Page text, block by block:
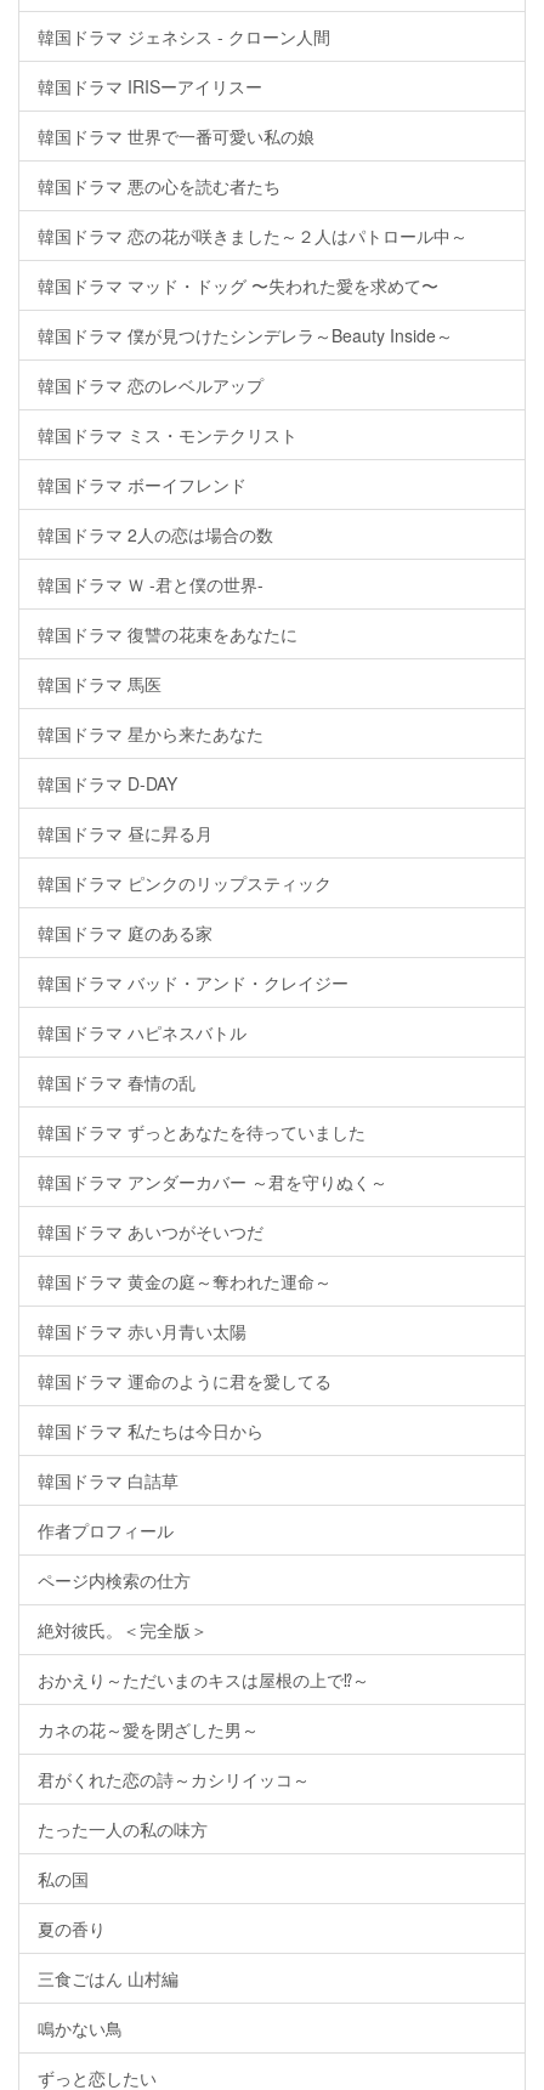
韓国ドラマ ジェネシス - クローン人間
韓国ドラマ IRISーアイリスー
韓国ドラマ 世界で一番可愛い私の娘
韓国ドラマ 悪の心を読む者たち
韓国ドラマ 恋の花が咲きました～２人はパトロール中～
韓国ドラマ マッド・ドッグ 〜失われた愛を求めて〜
韓国ドラマ 僕が見つけたシンデレラ～Beauty Inside～
韓国ドラマ 恋のレベルアップ
韓国ドラマ ミス・モンテクリスト
韓国ドラマ ボーイフレンド
韓国ドラマ 2人の恋は場合の数
韓国ドラマ Ｗ -君と僕の世界-
韓国ドラマ 復讐の花束をあなたに
韓国ドラマ 馬医
韓国ドラマ 星から来たあなた
韓国ドラマ D-DAY
韓国ドラマ 昼に昇る月
韓国ドラマ ピンクのリップスティック
韓国ドラマ 庭のある家
韓国ドラマ バッド・アンド・クレイジー
韓国ドラマ ハピネスバトル
韓国ドラマ 春情の乱
韓国ドラマ ずっとあなたを待っていました
韓国ドラマ アンダーカバー ～君を守りぬく～
韓国ドラマ あいつがそいつだ
韓国ドラマ 黄金の庭～奪われた運命～
韓国ドラマ 赤い月青い太陽
韓国ドラマ 運命のように君を愛してる
韓国ドラマ 私たちは今日から
韓国ドラマ 白詰草
作者プロフィール
ページ内検索の仕方
絶対彼氏。＜完全版＞
おかえり～ただいまのキスは屋根の上で⁉～
カネの花～愛を閉ざした男～
君がくれた恋の詩～カシリイッコ～
たった一人の私の味方
私の国
夏の香り
三食ごはん 山村編
鳴かない鳥
ずっと恋したい